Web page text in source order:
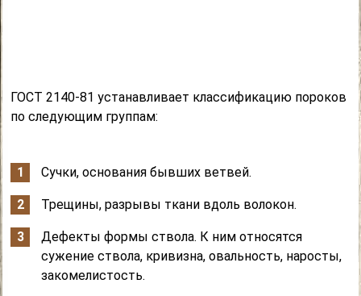
ГОСТ 2140-81 устанавливает классификацию пороков
по следующим группам:
Сучки, основания бывших ветвей.
Трещины, разрывы ткани вдоль волокон.
Дефекты формы ствола. К ним относятся
сужение ствола, кривизна, овальность, наросты,
закомелистость.